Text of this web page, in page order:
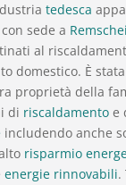
tedesca
sede a
al
domestico. È
proprietà della
di riscaldamentoe
includendo anche
risparmio
energie rinnovabili.